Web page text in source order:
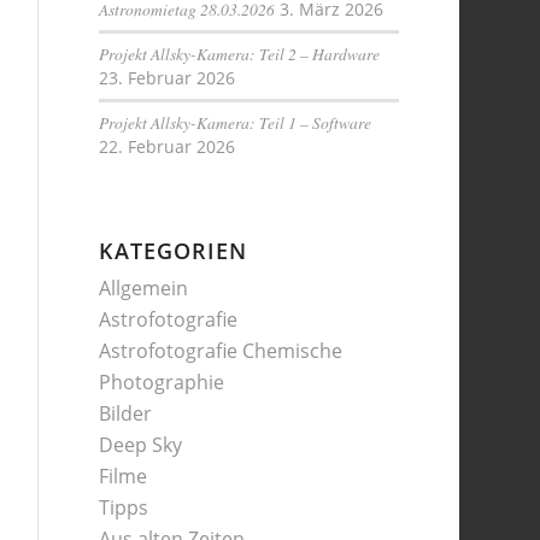
Astronomietag 28.03.2026 3. März 2026
Projekt Allsky-Kamera: Teil 2 – Hardware
23. Februar 2026
Projekt Allsky-Kamera: Teil 1 – Software
22. Februar 2026
KATEGORIEN
Allgemein
Astrofotografie
Astrofotografie Chemische
Photographie
Bilder
Deep Sky
Filme
Tipps